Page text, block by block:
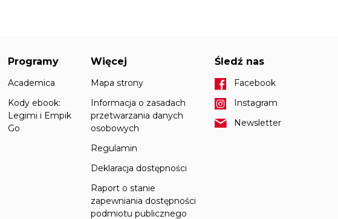
Programy
Academica
Kody ebook:
Legimi i Empik
Go
Więcej
Mapa strony
Informacja o zasadach
przetwarzania danych
osobowych
Regulamin
Deklaracja dostępności
Raport o stanie
zapewniania dostępności
podmiotu publicznego
Śledź nas
Facebook
Instagram
Newsletter